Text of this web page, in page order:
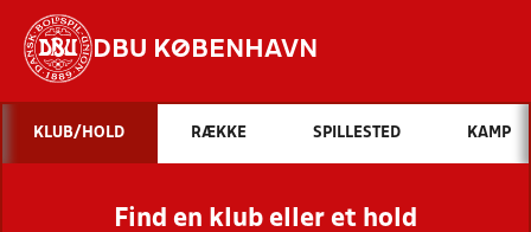
DBU KØBENHAVN
Hvad vil du søge efter?
INDHOLD OG NYHEDER
STILLINGER, RESULTATER, KLUBBER OG
KLUB/HOLD RÆKKE SPILLESTED KAMP
Find en klub eller et hold